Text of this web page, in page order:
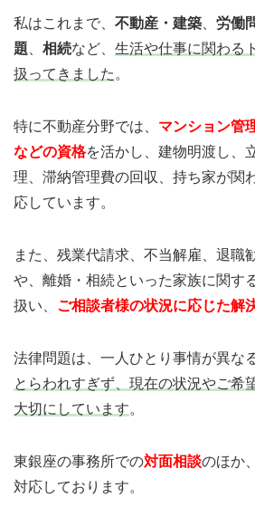
私はこれまで、不動産・建築 、労働
題 、相続など、生活や仕事に関わる
扱ってきました 。
特に不動産分野では、 マンション管
などの資格を活かし、建物明渡し、
理、滞納管理費の回収、持ち家が関
応しています。
また、残業代請求、不当解雇、退職
や、離婚・相続といった家族に関す
扱い、 ご相談者様の状況に応じた解
法律問題は、一人ひとり事情が異な
とらわれすぎず、現在の状況やご希
大切にしています。
東銀座の事務所での対面相談のほか
対応しております。